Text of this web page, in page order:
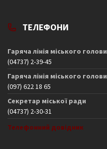
ТЕЛЕФОНИ
Гаряча лінія міського голови
(04737) 2-39-45
Гаряча лінія міського голови
(097) 622 18 65
Секретар міської ради
(04737) 2-30-31
Телефонний довідник